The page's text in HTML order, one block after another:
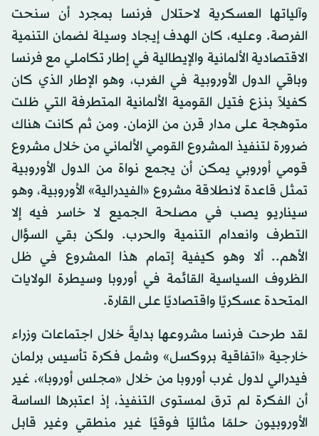
وآلياتها العسكرية لاحتلال فرنسا بمجرد أن سنحت
الفرصة. وعليه، كان الهدف إيجاد وسيلة لضمان التنمية
الاقتصادية الألمانية والإيطالية في إطار تكاملي مع فرنسا
وباقي الدول الأوروبية في الغرب، وهو الإطار الذي كان
كفيلاً بنزع فتيل القومية الألمانية المتطرفة التي ظلت
متوهجة على مدار قرن من الزمان. ومن ثم كانت هناك
ضرورة لتنفيذ المشروع القومي الألماني من خلال مشروع
قومي أوروبي يمكن أن يجمع نواة من الدول الأوروبية
تمثل قاعدة لانطلاقة مشروع «الفيدرالية» الأوروبية، وهو
سيناريو يصب في مصلحة الجميع لا خاسر فيه إلا
التطرف وانعدام التنمية والحرب. ولكن بقي السؤال
الأهم.. ألا وهو كيفية إتمام هذا المشروع في ظل
الظروف السياسية القائمة في أوروبا وسيطرة الولايات
المتحدة عسكريًا واقتصاديًا على القارة.
لقد طرحت فرنسا مشروعها بدايةً خلال اجتماعات وزراء
خارجية «اتفاقية بروكسل» وشمل فكرة تأسيس برلمان
فيدرالي لدول غرب أوروبا من خلال «مجلس أوروبا»، غير
أن الفكرة لم ترق لمستوى التنفيذ، إذ اعتبرها الساسة
الأوروبيون حلمًا مثاليًا فوقيًا غير منطقي وغير قابل